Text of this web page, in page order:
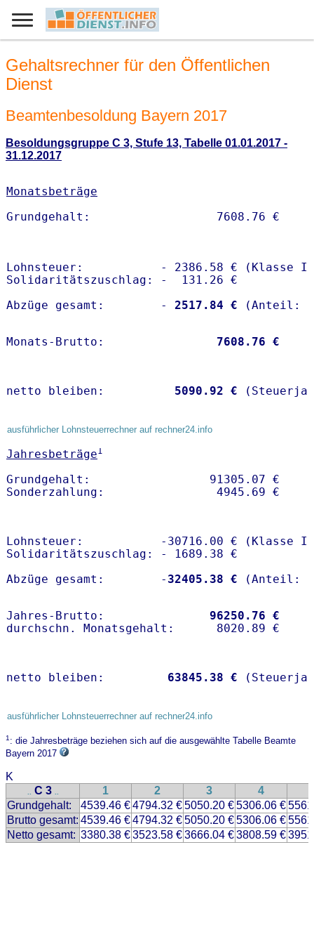
Gehaltsrechner für den Öffentlichen
Dienst
Beamtenbesoldung Bayern 2017
Besoldungsgruppe C 3, Stufe 13, Tabelle 01.01.2017 -
31.12.2017
Monatsbeträge
Lohnsteuer:           - 2386.58 € (Klasse I)
Solidaritätszuschlag: -  131.26 €
Abzüge gesamt:        -
2517.84 €
Monats-Brutto: 7608.76 €
netto bleiben: 5090.92 €
ausführlicher Lohnsteuerrechner auf rechner24.info
Jahresbeträge1
Grundgehalt:                 91305.07 €
Lohnsteuer:           -30716.00 € (Klasse I)
Solidaritätszuschlag: - 1689.38 €
Abzüge gesamt:        - 32405.38 €
Jahres-Brutto: 96250.76 €
netto bleiben: 63845.38 €
ausführlicher Lohnsteuerrechner auf rechner24.info
1: die Jahresbeträge beziehen sich auf die ausgewählte Tabelle Beamte
Bayern 2017
K
.. C 3 .. 1 2 3 4
Grundgehalt:
4539.46 €4794.32 €5050.20 €5306.06 €
Brutto gesamt: 4539.46 €4794.32 €5050.20 €5306.06 €
Netto gesamt: 3380.38 €3523.58 €3666.04 €3808.59 €